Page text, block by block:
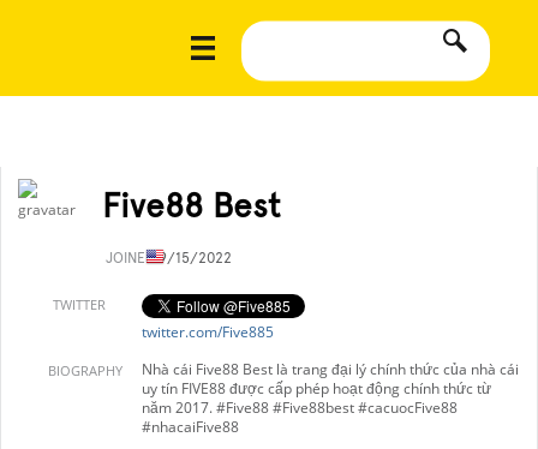
Five88 Best
JOINED9/15/2022
TWITTER
twitter.com/Five885
BIOGRAPHY
Nhà cái Five88 Best là trang đại lý chính thức của nhà cái
uy tín FIVE88 được cấp phép hoạt động chính thức từ
năm 2017. #Five88 #Five88best #cacuocFive88
#nhacaiFive88